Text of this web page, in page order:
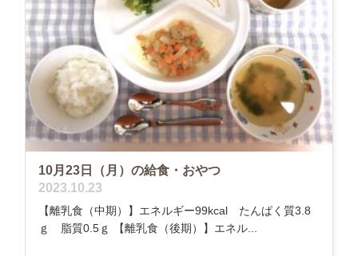
10月23日（月）の給食・おやつ
2023.10.23
【離乳食（中期）】エネルギー99kcal たんぱく質3.8
ｇ 脂質0.5ｇ 【離乳食（後期）】エネル...